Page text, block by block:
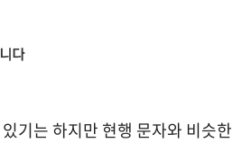
기는 하지만 현행 문자와 비슷한